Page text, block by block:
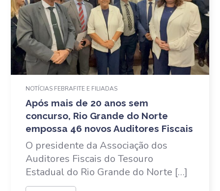
NOTÍCIAS FEBRAFITE E FILIADAS
Após mais de 20 anos sem
concurso, Rio Grande do Norte
empossa 46 novos Auditores Fiscais
O presidente da Associação dos
Auditores Fiscais do Tesouro
Estadual do Rio Grande do Norte […]